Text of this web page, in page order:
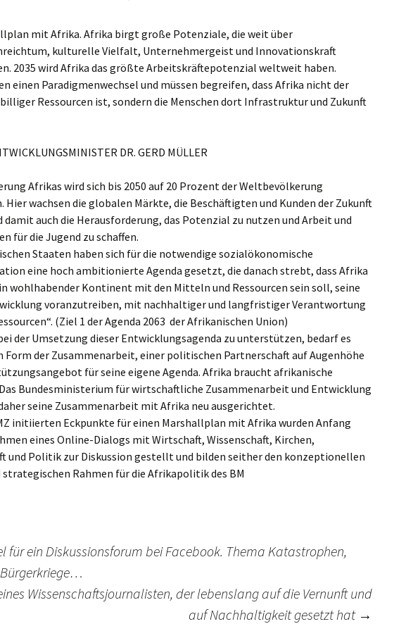
mit Afrika. Afrika birgt große Potenziale, die weit über
kulturelle Vielfalt, Unternehmergeist und Innovationskraft
2035 wird Afrika das größte Arbeitskräftepotenzial weltweit haben.
einen Paradigmenwechsel und müssen begreifen, dass Afrika nicht der
Ressourcen ist, sondern die Menschen dort Infrastruktur und Zukunft
DR. GERD MÜLLER
Afrikas wird sich bis 2050 auf 20 Prozent der Weltbevölkerung
Hier wachsen die globalen Märkte, die Beschäftigten und Kunden der Zukunft
damit auch die Herausforderung, das Potenzial zu nutzen und Arbeit und
für die Jugend zu schaffen.
Staaten haben sich für die notwendige sozialökonomische
eine hoch ambitionierte Agenda gesetzt, die danach strebt, dass Afrika
wohlhabender Kontinent mit den Mitteln und Ressourcen sein soll, seine
voranzutreiben, mit nachhaltiger und langfristiger Verantwortung
(Ziel 1 der Agenda 2063 der Afrikanischen Union)
der Umsetzung dieser Entwicklungsagenda zu unterstützen, bedarf es
Form der Zusammenarbeit, einer politischen Partnerschaft auf Augenhöhe
für seine eigene Agenda. Afrika braucht afrikanische
Bundesministerium für wirtschaftliche Zusammenarbeit und Entwicklung
seine Zusammenarbeit mit Afrika neu ausgerichtet.
initiierten Eckpunkte für einen Marshallplan mit Afrika wurden Anfang
eines Online-Dialogs mit Wirtschaft, Wissenschaft, Kirchen,
und Politik zur Diskussion gestellt und bilden seither den konzeptionellen
strategischen Rahmen für die Afrikapolitik des BM
für ein Diskussionsforum bei Facebook. Thema Katastrophen,
Wissenschaftsjournalisten, der lebenslang auf die Vernunft und
auf Nachhaltigkeit gesetzt hat →